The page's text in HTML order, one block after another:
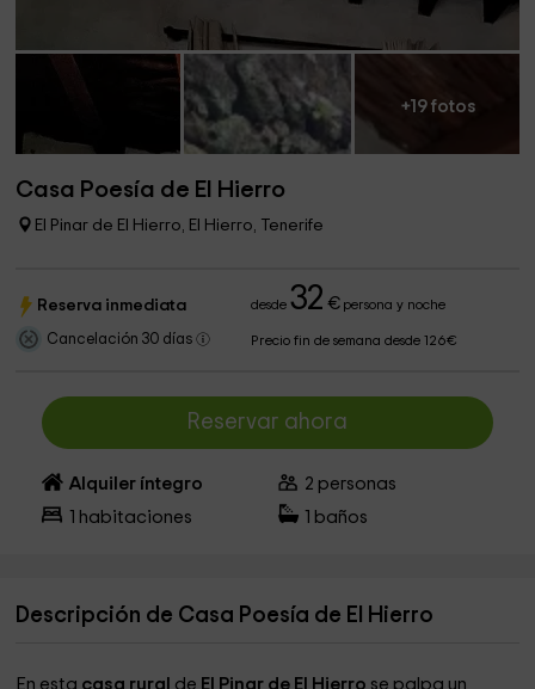
+19 fotos
Casa Poesía de El Hierro
El Pinar de El Hierro, El Hierro, Tenerife
Reserva inmediata desde32 €persona y noche
Cancelación 30 días Precio fin de semana desde 126€
Reservar ahora
Alquiler íntegro 2 personas
habitaciones baños
Descripción de Casa Poesía de El Hierro
En esta casa rural de El Pinar de El Hierro se palpa un